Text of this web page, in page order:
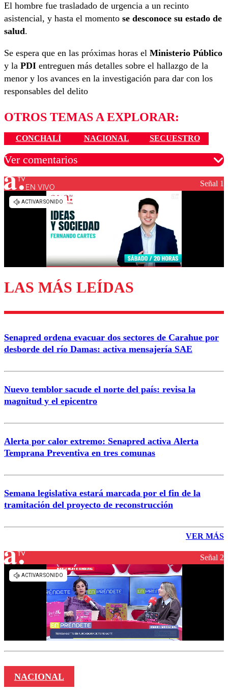
El hombre fue trasladado de urgencia a un recinto
asistencial, y hasta el momento se desconoce su estado de
salud.
Se espera que en las próximas horas el Ministerio Público
y la PDI entreguen más detalles sobre el hallazgo de la
menor y los avances en la investigación para dar con los
responsables del delito
OTROS TEMAS A EXPLORAR:
CONCHALÍ NACIONAL SECUESTRO
Ver comentarios
Los comentarios son moderados para garantizar un
diálogo respetuoso.
Enviar comentario
EN VIVO Señal 1
LAS MÁS LEÍDAS
Senapred ordena evacuar dos sectores de Carahue por
desborde del río Damas: activa mensajería SAE
Nuevo temblor sacude el norte del país: revisa la
magnitud y el epicentro
Alerta por calor extremo: Senapred activa Alerta
Temprana Preventiva en tres comunas
Semana legislativa estará marcada por el fin de la
tramitación del proyecto de reconstrucción
VER MÁS
Señal 2
NACIONAL